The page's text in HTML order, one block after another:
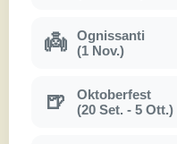
👼
Ognissanti
(1 Nov.)
🍺
Oktoberfest
(20 Set. - 5 Ott.)